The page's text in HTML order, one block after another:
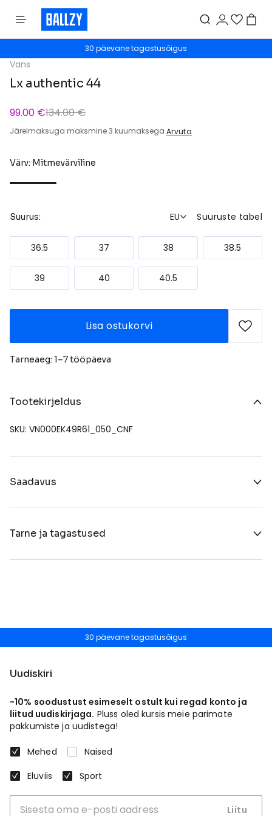
30 päevane tagastusõigus
Vans
Lx authentic 44
99.00 €134.00 €
Järelmaksuga maksmine 3 kuumaksega Arvuta
Värv: Mitmevärviline
Suurus: EU Suuruste tabel
36.5 37 38 38.5
39 40 40.5
Lisa ostukorvi
Tarneaeg: 1–7 tööpäeva
Tootekirjeldus
SKU: VN000EK49R61_050_CNF
Saadavus
Tarne ja tagastused
30 päevane tagastusõigus
Uudiskiri
-10% soodustust esimeselt ostult kui regad konto ja
liitud uudiskirjaga. Pluss oled kursis meie parimate
pakkumiste ja uudistega!
Mehed
Naised
Eluviis
Sport
Liitu